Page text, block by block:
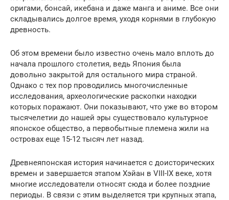
оригами, бонсай, икебана и даже манга и аниме. Все они
складывались долгое время, уходя корнями в глубокую
древность.
Об этом времени было известно очень мало вплоть до
начала прошлого столетия, ведь Япония была
довольно закрытой для остального мира страной.
Однако с тех пор проводились многочисленные
исследования, археологические раскопки находки
которых поражают. Они показывают, что уже во втором
тысячелетии до нашей эры существовало культурное
японское общество, а первобытные племена жили на
островах еще 15-12 тысяч лет назад.
Древнеяпонская история начинается с доисторических
времен и завершается этапом Хэйан в VIII-IX веке, хотя
многие исследователи относят сюда и более поздние
периоды. В связи с этим выделяется три крупных этапа,